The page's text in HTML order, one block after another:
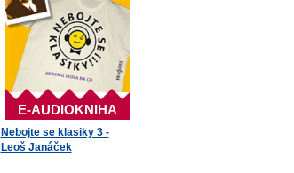
E-AUDIOKNIHA
Nebojte se klasiky 3 -
Leoš Janáček